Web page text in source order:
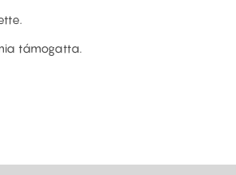
támogatta.